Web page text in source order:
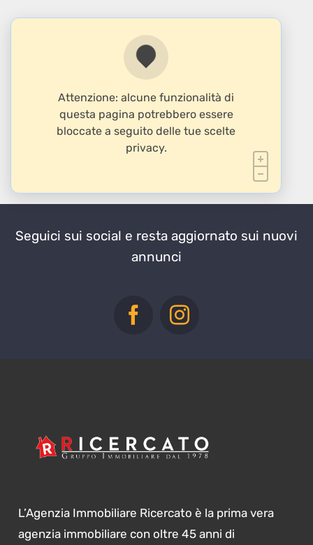
Attenzione: alcune funzionalità di
questa pagina potrebbero essere
bloccate a seguito delle tue scelte
privacy.
Seguici sui social e resta aggiornato sui nuovi
annunci
L’Agenzia Immobiliare Ricercato è la prima vera
agenzia immobiliare con oltre 45 anni di